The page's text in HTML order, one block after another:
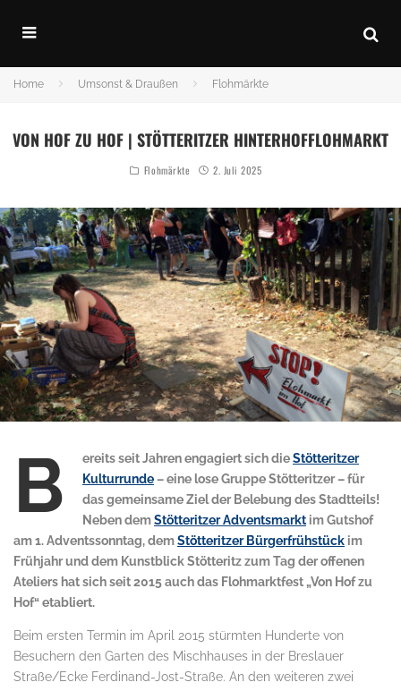
Home Umsonst & Draußen Flohmärkte
VON HOF ZU HOF | STÖTTERITZER HINTERHOFFLOHMARKT
Flohmärkte 2. Juli 2025
B ereits seit Jahren engagiert sich dieStötteritzer
Kulturrunde– eine lose Gruppe Stötteritzer – für
das gemeinsame Ziel der Belebung des Stadtteils!
Neben demStötteritzer Adventsmarkt im Gutshof
am 1. Adventssonntag, demStötteritzer Bürgerfrühstück im
Frühjahr und dem Kunstblick Stötteritz zum Tag der offenen
Ateliers hat sich seit 2015 auch das Flohmarktfest „Von Hof zu
Hof“ etabliert.
Beim ersten Termin im April 2015 stürmten Hunderte von
Besuchern den Garten des Mischhauses in der Breslauer
Straße/Ecke Ferdinand-Jost-Straße. An den weiteren zwei